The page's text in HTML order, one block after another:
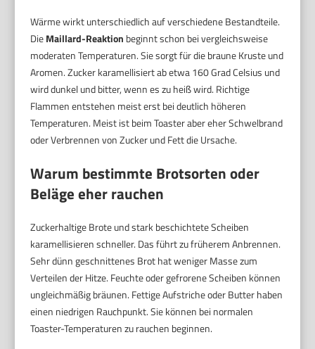
Wärme wirkt unterschiedlich auf verschiedene Bestandteile.
DieMaillard-Reaktion beginnt schon bei vergleichsweise
moderaten Temperaturen. Sie sorgt für die braune Kruste und
Aromen. Zucker karamellisiert ab etwa 160 Grad Celsius und
wird dunkel und bitter, wenn es zu heiß wird. Richtige
Flammen entstehen meist erst bei deutlich höheren
Temperaturen. Meist ist beim Toaster aber eher Schwelbrand
oder Verbrennen von Zucker und Fett die Ursache.
Warum bestimmte Brotsorten oder
Beläge eher rauchen
Zuckerhaltige Brote und stark beschichtete Scheiben
karamellisieren schneller. Das führt zu früherem Anbrennen.
Sehr dünn geschnittenes Brot hat weniger Masse zum
Verteilen der Hitze. Feuchte oder gefrorene Scheiben können
ungleichmäßig bräunen. Fettige Aufstriche oder Butter haben
einen niedrigen Rauchpunkt. Sie können bei normalen
Toaster-Temperaturen zu rauchen beginnen.